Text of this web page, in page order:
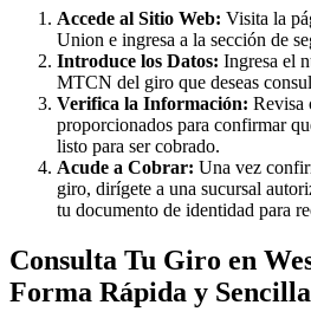
Accede al Sitio Web: Visita la
Union e ingresa a la sección de
Introduce los Datos: Ingresa el
MTCN del giro que deseas
Verifica la Información: Revisa
proporcionados para confirmar
listo para ser cobrado.
Acude a Cobrar: Una vez
giro, dirígete a una sucursal
tu documento de identidad para
Consulta Tu Giro en
Forma Rápida y Sencilla